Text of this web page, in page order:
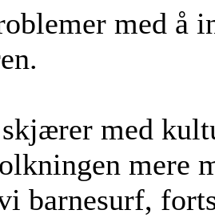
med å
med
mere
barnesurf,